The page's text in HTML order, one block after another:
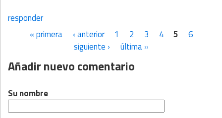
responder
Páginas
« primera ‹ anterior 1 2 3 4 5
6
siguiente ›
última »
Añadir nuevo comentario
Su nombre